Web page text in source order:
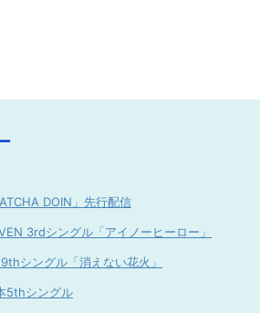
DOIN」先行配信
3rdシングル「アイノーヒーロー」
シングル「消えない花火」
5thシングル